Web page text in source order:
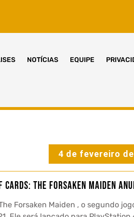
NOTÍCIAS EQUIPE
4 de fevereiro
Cards: The Forsaken Maiden
Forsaken Maiden , o segundo